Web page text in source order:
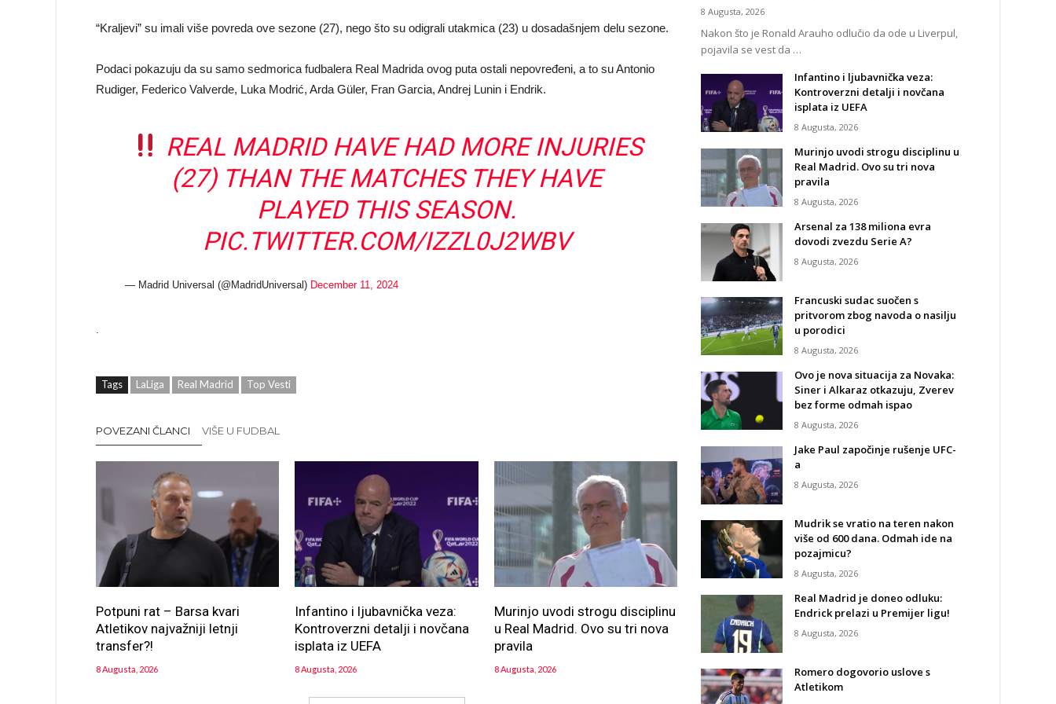
“Kraljevi” su imali više povreda ove sezone (27), nego što su odigrali utakmica (23) u dosadašnjem delu sezone.
Podaci pokazuju da su samo sedmorica fudbalera Real Madrida ovog puta ostali nepovređeni, a to su Antonio
Rudiger, Federico Valverde, Luka Modrić, Arda Güler, Fran Garcia, Andrej Lunin i Endrik.
REAL MADRID HAVE HAD MORE INJURIES
(27) THAN THE MATCHES THEY HAVE
PLAYED THIS SEASON.
PIC.TWITTER.COM/IZZL0J2WBV
— Madrid Universal (@MadridUniversal) December 11, 2024
.
Tags LaLiga Real Madrid Top Vesti
POVEZANI ČLANCI VIŠE U FUDBAL
Potpuni rat – Barsa kvari
Atletikov najvažniji letnji
transfer?!
8 Augusta, 2026
Infantino i ljubavnička veza:
Kontroverzni detalji i novčana
isplata iz UEFA
8 Augusta, 2026
Murinjo uvodi strogu disciplinu
u Real Madrid. Ovo su tri nova
pravila
8 Augusta, 2026
8 Augusta, 2026
Nakon što je Ronald Arauho odlučio da ode u Liverpul,
pojavila se vest da …
Infantino i ljubavnička veza:
Kontroverzni detalji i novčana
isplata iz UEFA
8 Augusta, 2026
Murinjo uvodi strogu disciplinu u
Real Madrid. Ovo su tri nova
pravila
8 Augusta, 2026
Arsenal za 138 miliona evra
dovodi zvezdu Serie A?
8 Augusta, 2026
Francuski sudac suočen s
pritvorom zbog navoda o nasilju
u porodici
8 Augusta, 2026
Ovo je nova situacija za Novaka:
Siner i Alkaraz otkazuju, Zverev
bez forme odmah ispao
8 Augusta, 2026
Jake Paul započinje rušenje UFC-
a
8 Augusta, 2026
Mudrik se vratio na teren nakon
više od 600 dana. Odmah ide na
pozajmicu?
8 Augusta, 2026
Real Madrid je doneo odluku:
Endrick prelazi u Premijer ligu!
8 Augusta, 2026
Romero dogovorio uslove s
Atletikom